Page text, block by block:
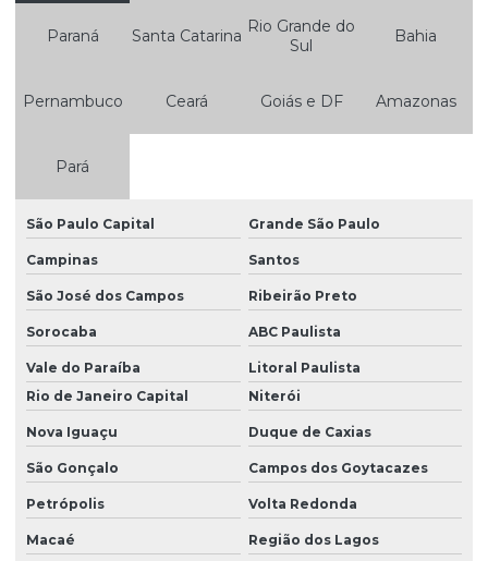
Paraná Santa Catarina Rio Grande do
Sul
Bahia
Pernambuco Ceará Goiás e DF Amazonas
Pará
São Paulo Capital Grande São Paulo
Campinas Santos
São José dos Campos Ribeirão Preto
Sorocaba ABC Paulista
Vale do Paraíba
Litoral Paulista
Rio de Janeiro Capital
Niterói
Nova Iguaçu Duque de Caxias
São Gonçalo Campos dos Goytacazes
Petrópolis Volta Redonda
Macaé
Região dos Lagos